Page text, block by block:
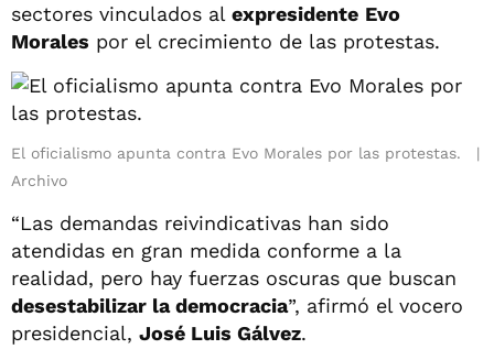
sectores vinculados al expresidente Evo
Morales por el crecimiento de las protestas.
El oficialismo apunta contra Evo Morales por las protestas.
Archivo
“Las demandas reivindicativas han sido
atendidas en gran medida conforme a la
realidad, pero hay fuerzas oscuras que buscan
desestabilizar la democracia”, afirmó el vocero
presidencial, José Luis Gálvez.